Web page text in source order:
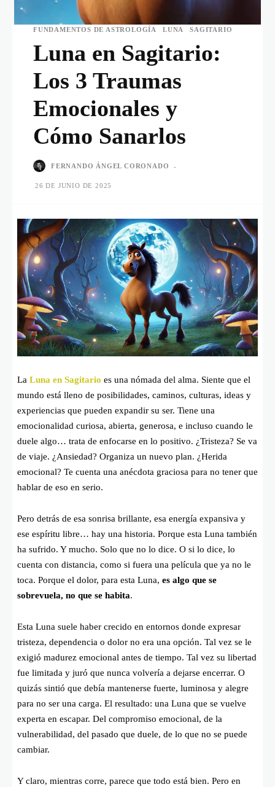
FUNDAMENTOS DE ASTROLOGÍA LUNA SAGITARIO
Luna en Sagitario:
Los 3 Traumas
Emocionales y
Cómo Sanarlos
FERNANDO ÁNGEL CORONADO -
26 DE JUNIO DE 2025
La Luna en Sagitario es una nómada del alma. Siente que el
mundo está lleno de posibilidades, caminos, culturas, ideas y
experiencias que pueden expandir su ser. Tiene una
emocionalidad curiosa, abierta, generosa, e incluso cuando le
duele algo… trata de enfocarse en lo positivo. ¿Tristeza? Se va
de viaje. ¿Ansiedad? Organiza un nuevo plan. ¿Herida
emocional? Te cuenta una anécdota graciosa para no tener que
hablar de eso en serio.
Pero detrás de esa sonrisa brillante, esa energía expansiva y
ese espíritu libre… hay una historia. Porque esta Luna también
ha sufrido. Y mucho. Solo que no lo dice. O si lo dice, lo
cuenta con distancia, como si fuera una película que ya no le
toca. Porque el dolor, para esta Luna, es algo que se
sobrevuela, no que se habita.
Esta Luna suele haber crecido en entornos donde expresar
tristeza, dependencia o dolor no era una opción. Tal vez se le
exigió madurez emocional antes de tiempo. Tal vez su libertad
fue limitada y juró que nunca volvería a dejarse encerrar. O
quizás sintió que debía mantenerse fuerte, luminosa y alegre
para no ser una carga. El resultado: una Luna que se vuelve
experta en escapar. Del compromiso emocional, de la
vulnerabilidad, del pasado que duele, de lo que no se puede
cambiar.
Y claro, mientras corre, parece que todo está bien. Pero en